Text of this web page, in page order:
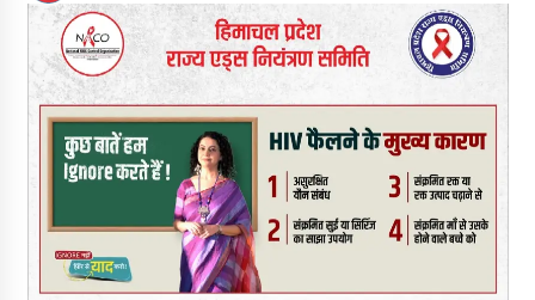
सुक्खू का गवर्नेंस मॉडल केवल ‘तालाबंदी’ पर आधारित- जयराम ठाकुर
09/08/2026
5 किलो अफीम डोडा/पोस्त बरामदगी मामले में कुल्लू सैंज से मुख्य सप्लायर
गिरफ्तार
09/08/2026
सुधीर शर्मा अपनी बोल-वाणी सुधारें, हिमाचली संस्कृति के अनुरूप करें भाषा का
प्रयोग- राजेश धर्माणी
08/08/2026